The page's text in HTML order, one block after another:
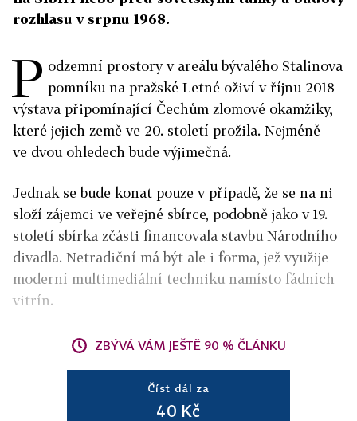
rozhlasu v srpnu 1968.
P odzemní prostory v areálu bývalého Stalinova
pomníku na pražské Letné oživí v říjnu 2018
výstava připomínající Čechům zlomové okamžiky,
které jejich země ve 20. století prožila. Nejméně
ve dvou ohledech bude výjimečná.
Jednak se bude konat pouze v případě, že se na ni
složí zájemci ve veřejné sbírce, podobně jako v 19.
století sbírka zčásti financovala stavbu Národního
divadla. Netradiční má být ale i forma, jež využije
moderní multimediální techniku namísto fádních
vitrín.
ZBÝVÁ VÁM JEŠTĚ 90 % ČLÁNKU
Číst dál za
40 Kč